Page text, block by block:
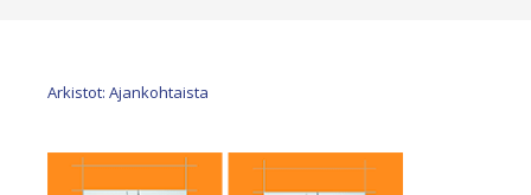
Arkistot: Ajankohtaista